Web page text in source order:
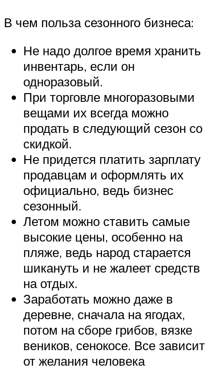
В чем польза сезонного бизнеса:
Не надо долгое время хранить
инвентарь, если он
одноразовый.
При торговле многоразовыми
вещами их всегда можно
продать в следующий сезон со
скидкой.
Не придется платить зарплату
продавцам и оформлять их
официально, ведь бизнес
сезонный.
Летом можно ставить самые
высокие цены, особенно на
пляже, ведь народ старается
шикануть и не жалеет средств
на отдых.
Заработать можно даже в
деревне, сначала на ягодах,
потом на сборе грибов, вязке
веников, сенокосе. Все зависит
от желания человека